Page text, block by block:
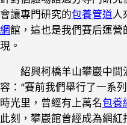
會讓專門研究的包養管道人
網館，這也是我們賽后運營
現。
紹興柯橋羊山攀巖中間
容：“賽前我們舉行了一系
時光里，曾經有上萬名包養
此刻，攀巖館曾經成為網紅